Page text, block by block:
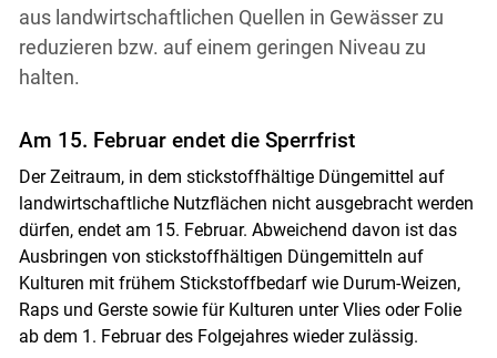
aus landwirtschaftlichen Quellen in Gewässer zu
reduzieren bzw. auf einem geringen Niveau zu
halten.
Am 15. Februar endet die Sperrfrist
Der Zeitraum, in dem stickstoffhältige Düngemittel auf
landwirtschaftliche Nutzflächen nicht ausgebracht werden
dürfen, endet am 15. Februar. Abweichend davon ist das
Ausbringen von stickstoffhältigen Düngemitteln auf
Kulturen mit frühem Stickstoffbedarf wie Durum-Weizen,
Raps und Gerste sowie für Kulturen unter Vlies oder Folie
ab dem 1. Februar des Folgejahres wieder zulässig.